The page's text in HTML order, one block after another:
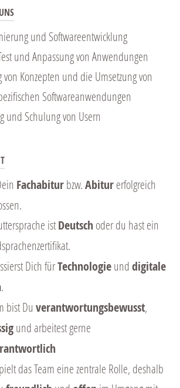
und Softwareentwicklung
und Anpassung von Anwendungen
von Konzepten und die Umsetzung von
Softwareanwendungen
und Schulung von Usern
Fachabiturbzw.Abiturerfolgreich
istDeutschoder du hast ein
Dich fürTechnologieunddigitale
.
bist Du verantwortungsbewusst,
und arbeitest gerne
das Team eine zentrale Rolle, deshalb